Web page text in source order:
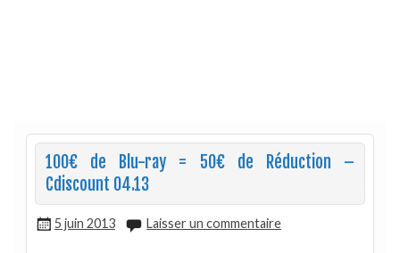
100€ de Blu-ray = 50€ de Réduction –
Cdiscount 04.13
5 juin 2013 Laisser un commentaire